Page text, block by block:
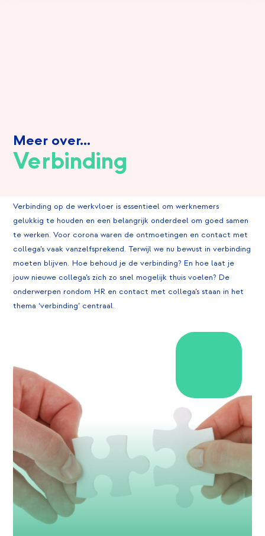
Meer over...
Verbinding
Verbinding op de werkvloer is essentieel om werknemers
gelukkig te houden en een belangrijk onderdeel om goed samen
te werken. Voor corona waren de ontmoetingen en contact met
collega’s vaak vanzelfsprekend. Terwijl we nu bewust in verbinding
moeten blijven. Hoe behoud je de verbinding? En hoe laat je
jouw nieuwe collega’s zich zo snel mogelijk thuis voelen? De
onderwerpen rondom HR en contact met collega’s staan in het
thema ‘verbinding’ centraal.